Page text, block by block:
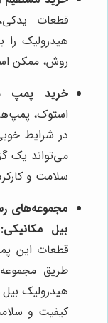
قطعات
هیدرولیک را
روش، ممکن
خرید پمپ
استوک،
در شرایط
می‌تواند یک
سلامت و
مجموعه‌های
بیل مکانیکی:
قطعات این
طریق
هیدرولیک بیل
کیفیت و